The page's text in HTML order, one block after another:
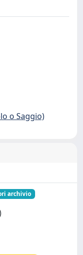
o Saggio)
archivio